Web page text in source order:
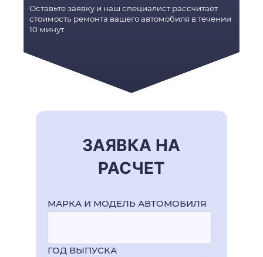
Оставьте заявку и наш специалист рассчитает
стоимость ремонта вашего автомобиля в течении
10 минут
ЗАЯВКА НА
РАСЧЕТ
МАРКА И МОДЕЛЬ АВТОМОБИЛЯ
ГОД ВЫПУСКА